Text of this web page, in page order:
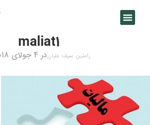
maliat1
رامتین سیف علیاندر 4 جولای 2018